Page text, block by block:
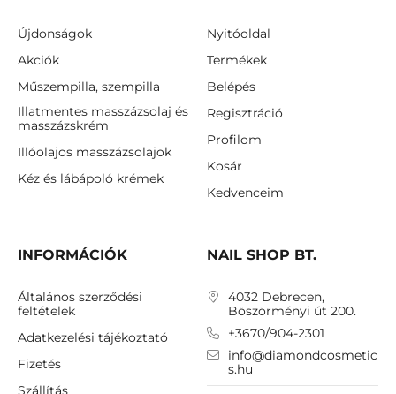
Újdonságok
Akciók
Műszempilla, szempilla
Illatmentes masszázsolaj és
masszázskrém
Illóolajos masszázsolajok
Kéz és lábápoló krémek
Nyitóoldal
Termékek
Belépés
Regisztráció
Profilom
Kosár
Kedvenceim
INFORMÁCIÓK
Általános szerződési
feltételek
Adatkezelési tájékoztató
Fizetés
Szállítás
NAIL SHOP BT.
4032 Debrecen,
Böszörményi út 200.
+3670/904-2301
info@diamondcosmetic
s.hu